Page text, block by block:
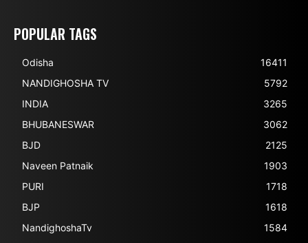
POPULAR TAGS
Odisha
16411
NANDIGHOSHA TV
5792
INDIA
3265
BHUBANESWAR
3062
BJD
2125
Naveen Patnaik
1903
PURI
1718
BJP
1618
NandighoshaTv
1584